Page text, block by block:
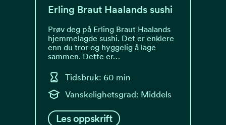
Erling Braut Haalands sushi
Prøv deg på Erling Braut Haalands
hjemmelagde sushi. Det er enklere
enn du tror og hyggelig å lage
sammen. Dette er…
Tidsbruk: 60 min
Vanskelighetsgrad: Middels
Les oppskrift